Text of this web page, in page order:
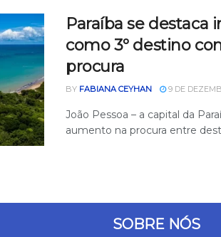
Paraíba se
como 3º destino
procura
BY FABIANA CEYHAN 9 DE
João Pessoa – a capital da
aumento na procura entre
SOBRE NÓS